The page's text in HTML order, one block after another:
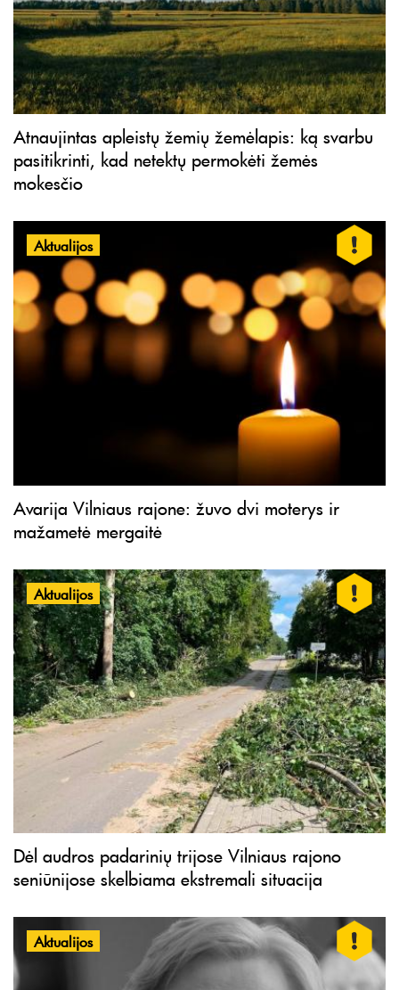
Atnaujintas apleistų žemių žemėlapis: ką svarbu
pasitikrinti, kad netektų permokėti žemės
mokesčio
Aktualijos
Avarija Vilniaus rajone: žuvo dvi moterys ir
mažametė mergaitė
Aktualijos
Dėl audros padarinių trijose Vilniaus rajono
seniūnijose skelbiama ekstremali situacija
Aktualijos